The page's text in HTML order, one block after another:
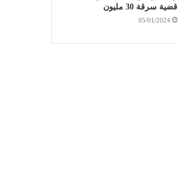
قضية سرقة 30 مليون
05/01/2024